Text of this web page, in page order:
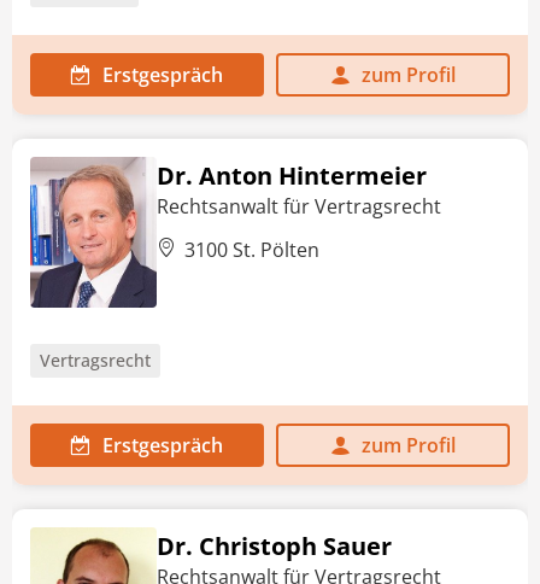
Erstgespräch zum Profil
Dr. Anton Hintermeier
Rechtsanwalt für Vertragsrecht
3100 St. Pölten
Vertragsrecht
Erstgespräch zum Profil
Dr. Christoph Sauer
Rechtsanwalt für Vertragsrecht